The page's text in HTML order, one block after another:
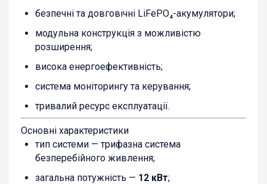
безпечні та довговічні LiFePO₄-акумулятори;
модульна конструкція з можливістю
розширення;
висока енергоефективність;
система моніторингу та керування;
тривалий ресурс експлуатації.
Основні характеристики
тип системи — трифазна система
безперебійного живлення;
загальна потужність — 12 кВт;